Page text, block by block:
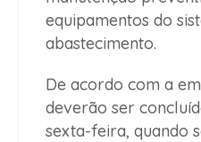
equipamentos do
abastecimento.
De acordo com a
deverão ser
sexta-feira, quando